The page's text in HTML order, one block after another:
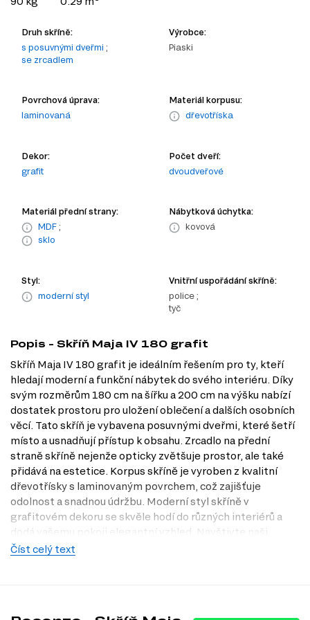
Druh skříně:
s posuvnými dveřmi ;
se zrcadlem
Výrobce:
Piaski
Povrchová úprava:
laminovaná
Materiál korpusu:
dřevotříska
Dekor:
grafit
Počet dveří:
dvoudveřové
Materiál přední strany:
MDF ;
sklo
Nábytková úchytka:
kovová
Styl:
moderní styl
Vnitřní uspořádání skříně:
police ;
tyč
Popis - Skříň Maja IV 180 grafit
Skříň Maja IV 180 grafit je ideálním řešením pro ty, kteří
hledají moderní a funkční nábytek do svého interiéru. Díky
svým rozměrům 180 cm na šířku a 200 cm na výšku nabízí
dostatek prostoru pro uložení oblečení a dalších osobních
věcí. Tato skříň je vybavena posuvnými dveřmi, které šetří
místo a usnadňují přístup k obsahu. Zrcadlo na přední
straně skříně nejenže opticky zvětšuje prostor, ale také
přidává na estetice. Korpus skříně je vyroben z kvalitní
dřevotřísky s laminovaným povrchem, což zajišťuje
odolnost a snadnou údržbu. Moderní styl skříně v
grafitovém dekoru se skvěle hodí do různých interiérů a
dodá vašemu pokoji elegantní vzhled. Navštivte naši
prodejnu v Praze nebo se podívejte na naši nabídku na
Číst celý text